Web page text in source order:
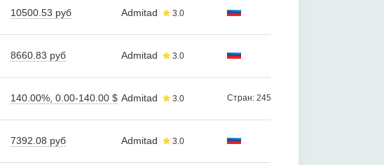
10500.53 руб Admitad 3.0
8660.83 руб Admitad 3.0
140.00%, 0.00-140.00 $ Admitad 3.0 Стран: 245
7392.08 руб Admitad 3.0